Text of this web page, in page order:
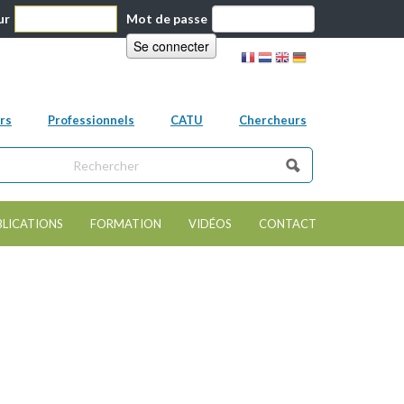
Mot de passe
Professionnels CATU Chercheurs
de recherche
FORMATION VIDÉOS CONTACT